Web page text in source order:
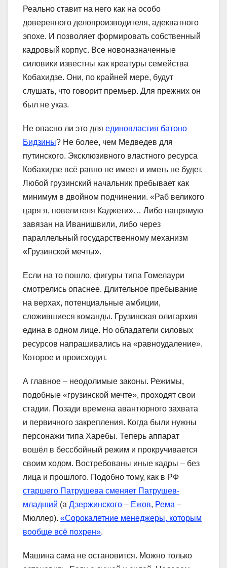
Реально ставит на него как на особо
доверенного делопроизводителя, адекватного
эпохе. И позволяет формировать собственный
кадровый корпус. Все новоназначенные
силовики известны как креатуры семейства
Кобахидзе. Они, по крайней мере, будут
слушать, что говорит премьер. Для прежних он
был не указ.
Не опасно ли это для единовластия батоно
Бидзины? Не более, чем Медведев для
путинского. Эксклюзивного властного ресурса
Кобахидзе всё равно не имеет и иметь не будет.
Любой грузинский начальник пребывает как
минимум в двойном подчинении. «Раб великого
царя я, повелителя Каджети»… Либо напрямую
завязан на Иванишвили, либо через
параллельный государственному механизм
«Грузинской мечты».
Если на то пошло, фигуры типа Гомелаури
смотрелись опаснее. Длительное пребывание
на верхах, потенциальные амбиции,
сложившиеся команды. Грузинская олигархия
едина в одном лице. Но обладатели силовых
ресурсов напрашивались на «равноудаление».
Которое и происходит.
А главное – неодолимые законы. Режимы,
подобные «грузинской мечте», проходят свои
стадии. Позади времена авантюрного захвата
и первичного закрепления. Когда были нужны
персонажи типа Харебы. Теперь аппарат
вошёл в бессбойный режим и прокручивается
своим ходом. Востребованы иные кадры – без
лица и прошлого. Подобно тому, как в РФ
старшего Патрушева сменяет Патрушев-
младший (а Дзержинского – Ежов, Рема –
Мюллер). «Сорокалетние менеджеры, которым
вообще всё похрен».
Машина сама не остановится. Можно только